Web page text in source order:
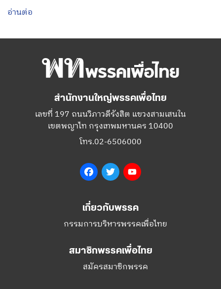
อ่านต่อ
สำนักงานใหญ่พรรคเพื่อไทย
เลขที่ 197 ถนนวิภาวดีรังสิต แขวงสามเสนใน
เขตพญาไท กรุงเทพมหานคร 10400
โทร.02-6506000
FacebookTwitter
เกี่ยวกับพรรค
กรรมการบริหารพรรคเพื่อไทย
สมาชิกพรรคเพื่อไทย
สมัครสมาชิกพรรค